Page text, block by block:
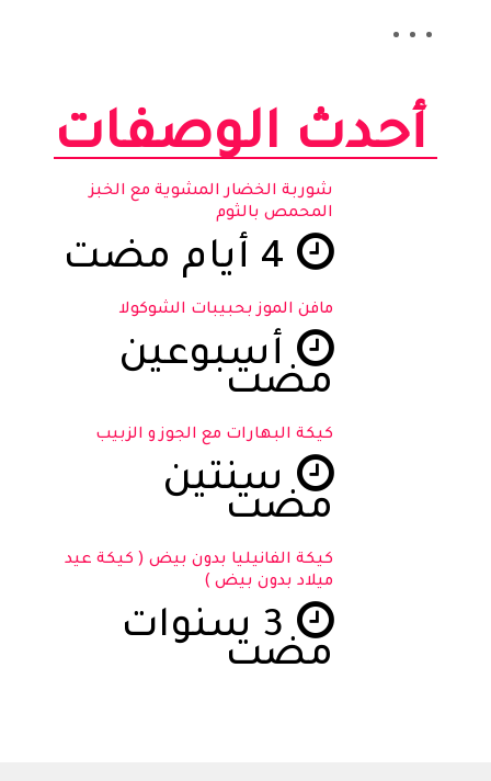
...
أحدث الوصفات
شوربة الخضار المشوية مع الخبز
المحمص بالثوم
مافن الموز بحبيبات الشوكولا
أسبوعين
مضت
كيكة البهارات مع الجوز و الزبيب
سنتين
مضت
كيكة الفانيليا بدون بيض ( كيكة عيد
ميلاد بدون بيض )
3 سنوات
مضت